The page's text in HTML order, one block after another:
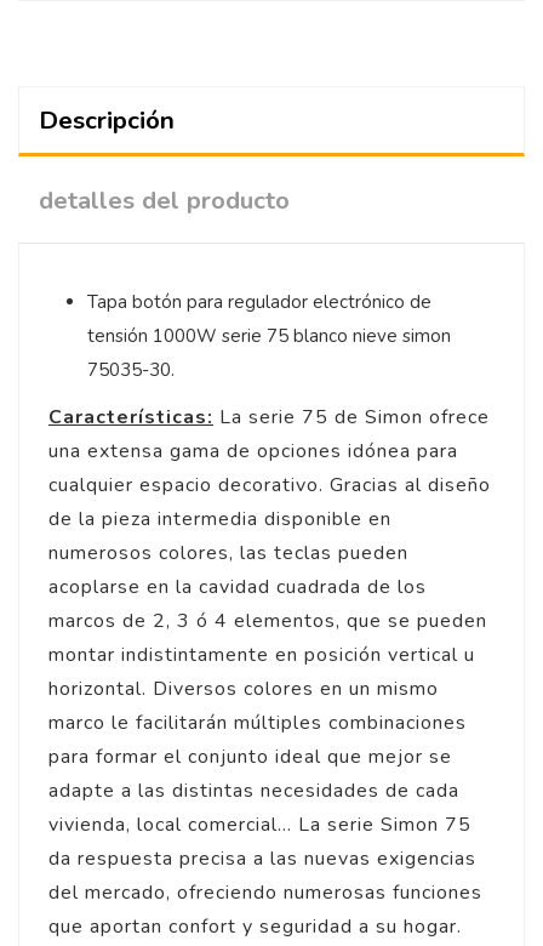
Descripción
detalles del producto
Tapa botón para regulador electrónico de
tensión 1000W serie 75 blanco nieve simon
75035-30.
Características: La serie 75 de Simon ofrece
una extensa gama de opciones idónea para
cualquier espacio decorativo. Gracias al diseño
de la pieza intermedia disponible en
numerosos colores, las teclas pueden
acoplarse en la cavidad cuadrada de los
marcos de 2, 3 ó 4 elementos, que se pueden
montar indistintamente en posición vertical u
horizontal. Diversos colores en un mismo
marco le facilitarán múltiples combinaciones
para formar el conjunto ideal que mejor se
adapte a las distintas necesidades de cada
vivienda, local comercial... La serie Simon 75
da respuesta precisa a las nuevas exigencias
del mercado, ofreciendo numerosas funciones
que aportan confort y seguridad a su hogar.